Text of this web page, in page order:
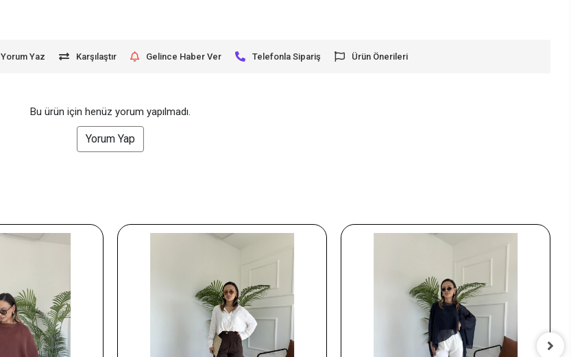
Yorum Yaz Karşılaştır Gelince Haber Ver Telefonla Sipariş Ürün Önerileri
Bu ürün için henüz yorum yapılmadı.
Yorum Yap